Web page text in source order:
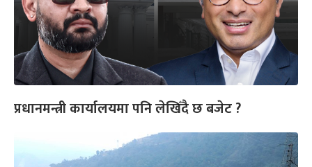
प्रधानमन्त्री कार्यालयमा पनि लेखिँदै छ बजेट ?